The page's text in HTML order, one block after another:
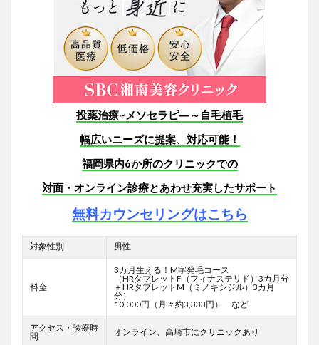
投薬治療~メソセラピ―～自毛植毛
幅広いニーズに提案、対応可能！
福岡県内6か所のクリニックでの
対面・オンライン診療とあわせ充実したサポート
無料カウンセリングはこちら
対象性別 男性
料金
3カ月生える！M字発毛コース
（HRタブレットF （フィナステリド）3カ月分
＋HRタブレットM（ミノキシジル）3カ月
分）
10,000円（月々約3,333円） など
アクセス・診療時
間
オンライン、高崎市にクリニックあり